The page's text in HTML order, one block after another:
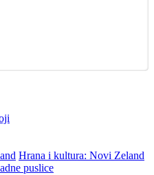
Hrana i kultura: Novi Zeland
puslice